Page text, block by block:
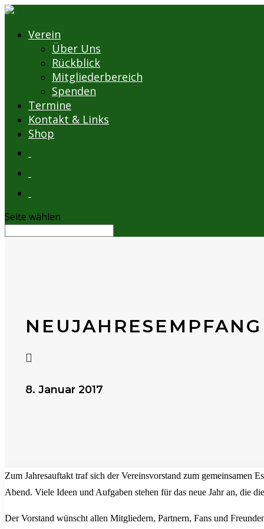
Verein
Über Uns
Rückblick
Mitgliederbereich
Spenden
Termine
Kontakt & Links
Shop
Seite wählen

8. Januar 2017
Zum Jahresauftakt traf sich der Vereinsvorstand zum gemeinsamen
Abend. Viele Ideen und Aufgaben stehen für das neue Jahr an, die
Der Vorstand wünscht allen Mitgliedern, Partnern, Fans und